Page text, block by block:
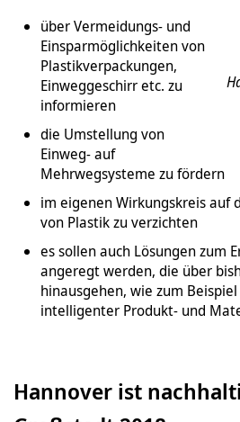
über Vermeidungs- und
Einsparmöglichkeiten von
Plastikverpackungen,
Einweggeschirr etc. zu
informieren
die Umstellung von
Einweg- auf
Mehrwegsysteme zu fördern
im eigenen Wirkungskreis auf
von Plastik zu verzichten
es sollen auch Lösungen zum
angeregt werden, die über
hinausgehen, wie zum
intelligenter Produkt- und
Hannover ist